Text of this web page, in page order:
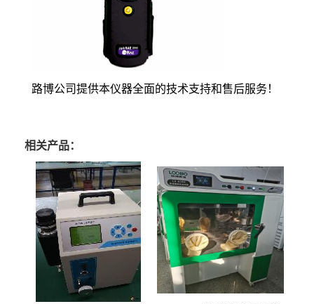
路博公司提供本仪器全面的技术支持和售后服务！
相关产品：